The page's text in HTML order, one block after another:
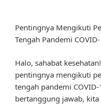
Pentingnya Mengikuti
Tengah Pandemi
Halo, sahabat
pentingnya mengikuti
tengah pandemi
bertanggung jawab,